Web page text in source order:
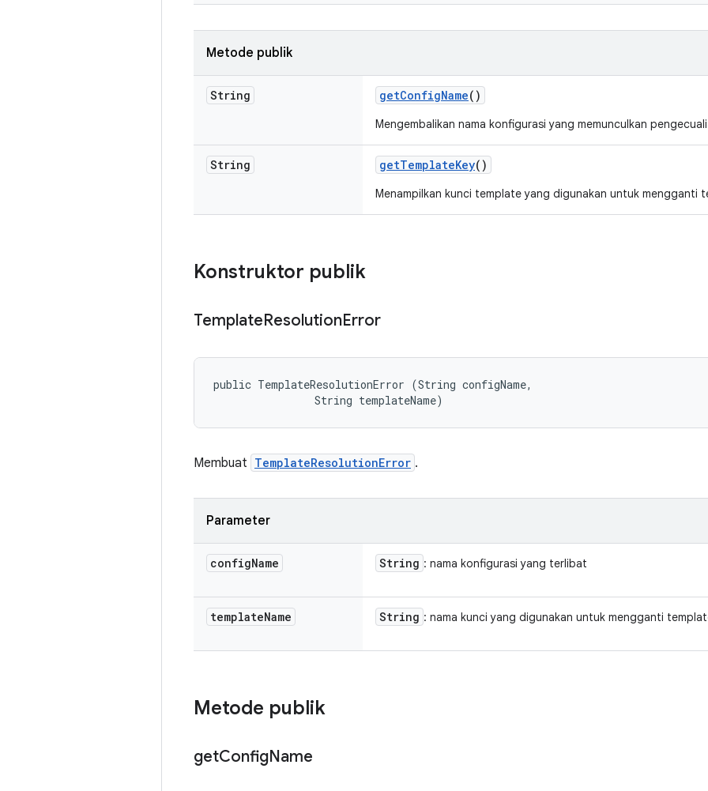
Metode publik
String getConfigName()
Mengembalikan nama konfigurasi yang memunculkan
String getTemplateKey()
Menampilkan kunci template yang digunakan untuk mengganti
Konstruktor publik
TemplateResolutionError
public TemplateResolutionError (String configName,
                String templateName)
Membuat TemplateResolutionError .
Parameter
configName String : nama konfigurasi yang terlibat
templateName String : nama kunci yang digunakan untuk mengganti
Metode publik
getConfigName